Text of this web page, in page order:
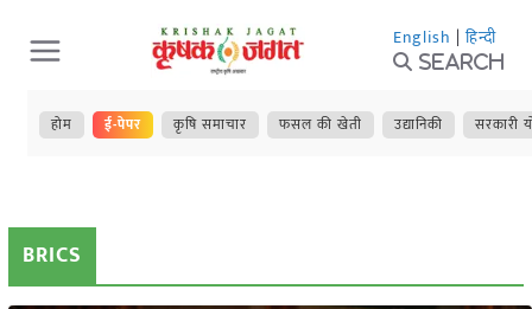
Skip
to
content
English | हिन्दी
Search
होम ई-पेपर कृषि समाचार फसल की खेती उद्यानिकी सरकारी
BRICS